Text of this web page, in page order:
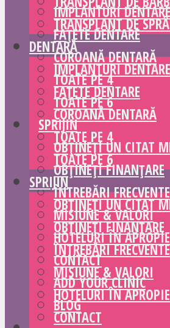
IMPLANTURI DENTARE
FAȚETE DENTARE
COROANĂ DENTARĂ
TOATE PE 4
TOATE PE 6
SPRIJIN
OBȚINEȚI UN CITAT
OBȚINEȚI FINANȚARE
ÎNTREBĂRI FRECVENTE
MISIUNE & VALORI
HOTELURI ÎN
CONTACT
ADD YOUR CLINIC
BLOG
TRANSPLANT DE
DENTARĂ
IMPLANTURI DENTARE
FAȚETE DENTARE
COROANĂ DENTARĂ
TOATE PE 4
TOATE PE 6
SPRIJIN
OBȚINEȚI UN CITAT
OBȚINEȚI FINANȚARE
ÎNTREBĂRI FRECVENTE
MISIUNE & VALORI
HOTELURI ÎN
CONTACT